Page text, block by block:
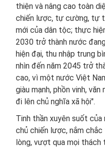
thiện và nâng cao toàn
chiến lược, tự cường, tự
mới của dân tộc; thực
2030 trở thành nước
hiện đại, thu nhập trung
nhìn đến năm 2045 trở
cao, vì một nước Việt
giàu mạnh, phồn vinh,
đi lên chủ nghĩa xã hội".
Tinh thần xuyên suốt của
chủ chiến lược, nắm
lòng, vượt qua mọi thách